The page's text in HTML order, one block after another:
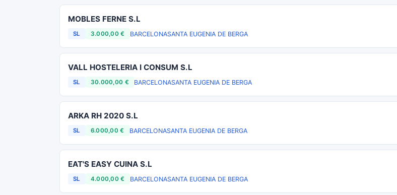
MOBLES FERNE S.L
SL 3.000,00 € BARCELONASANTA EUGENIA DE BERGA
VALL HOSTELERIA I CONSUM S.L
SL 30.000,00 € BARCELONASANTA EUGENIA DE BERGA
ARKA RH 2020 S.L
SL 6.000,00 € BARCELONASANTA EUGENIA DE BERGA
EAT'S EASY CUINA S.L
SL 4.000,00 € BARCELONASANTA EUGENIA DE BERGA